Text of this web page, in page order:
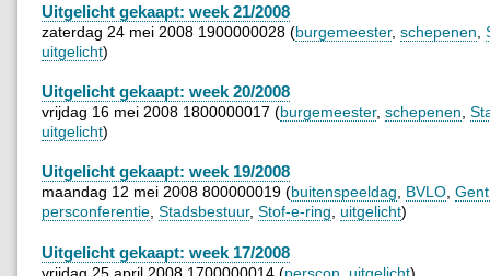
Uitgelicht gekaapt: week 21/2008
zaterdag 24 mei 2008 1900000028 (burgemeester, schepenen
uitgelicht)
Uitgelicht gekaapt: week 20/2008
vrijdag 16 mei 2008 1800000017 (burgemeester, schepenen
uitgelicht)
Uitgelicht gekaapt: week 19/2008
maandag 12 mei 2008 800000019 (buitenspeeldag, BVLO,
persconferentie, Stadsbestuur, Stof-e-ring, uitgelicht)
Uitgelicht gekaapt: week 17/2008